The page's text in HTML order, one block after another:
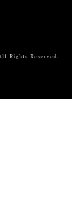
Rights Reserved.